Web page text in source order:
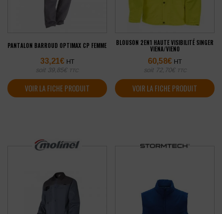
PANTALON BARROUD OPTIMAX CP FEMME
33,21€ HT
soit 39,85€ TTC
VOIR LA FICHE PRODUIT
BLOUSON 2EN1 HAUTE VISIBILITÉ SINGER
VIENA/VIENO
60,58€ HT
soit 72,70€ TTC
VOIR LA FICHE PRODUIT